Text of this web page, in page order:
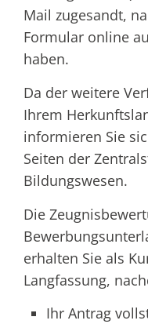
Mail zugesandt,
Formular online
haben.
Da der weitere
Ihrem
informieren Sie
Seiten der
Bildungswesen.
Die
erhalten Sie als
Langfassung,
Ihr Antrag